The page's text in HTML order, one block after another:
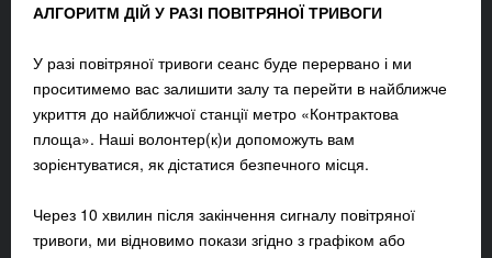
АЛГОРИТМ ДІЙ У РАЗІ ПОВІТРЯНОЇ ТРИВОГИ
У разі повітряної тривоги сеанс буде перервано і ми
проситимемо вас залишити залу та перейти в найближче
укриття до найближчої станції метро «Контрактова
площа». Наші волонтер(к)и допоможуть вам
зорієнтуватися, як дістатися безпечного місця.
Через 10 хвилин після закінчення сигналу повітряної
тривоги, ми відновимо покази згідно з графіком або